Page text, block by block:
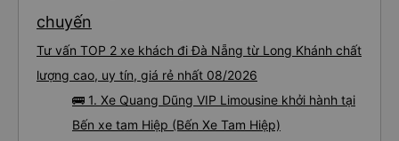
chuyến
Tư vấn TOP 2 xe khách đi Đà Nẵng từ Long Khánh chất
lượng cao, uy tín, giá rẻ nhất 08/2026
🚌 1. Xe Quang Dũng VIP Limousine khởi hành tại
Bến xe tam Hiệp (Bến Xe Tam Hiệp)